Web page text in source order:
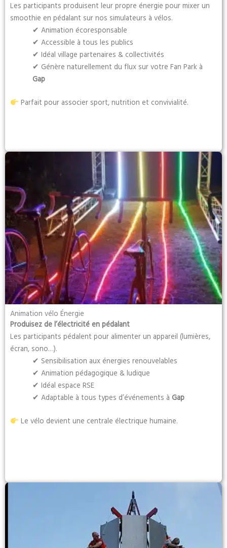
Les participants produisent leur propre énergie pour mixer un
smoothie en pédalant sur nos simulateurs à vélos.
✔ Animation écoresponsable
✔ Accessible à tous les publics
✔ Idéal village partenaires & collectivités
✔ Génère naturellement du flux sur votre Fan Park à
Gap
Parfait pour associer sport, nutrition et convivialité.
Animation vélo Énergie
Produisez de l’électricité en pédalant
Les participants pédalent pour alimenter un appareil (lumières,
écran, sono…).
✔ Sensibilisation aux énergies renouvelables
✔ Animation pédagogique & ludique
✔ Idéal espace RSE
✔ Adaptable à tous types d’événements à Gap
Le vélo devient une centrale électrique humaine.